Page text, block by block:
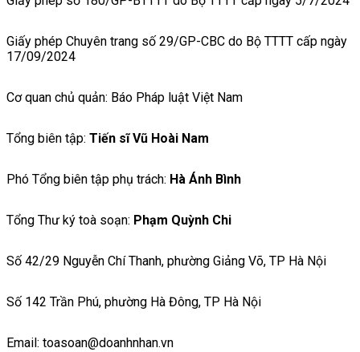
Giấy phép Chuyên trang số 29/GP-CBC do Bộ TTTT cấp ngày
17/09/2024
Cơ quan chủ quản: Báo Pháp luật Việt Nam
Tổng biên tập: Tiến sĩ Vũ Hoài Nam
Phó Tổng biên tập phụ trách: Hà Ánh Bình
Tổng Thư ký toà soạn: Phạm Quỳnh Chi
Số 42/29 Nguyễn Chí Thanh, phường Giảng Võ, TP Hà Nội
Số 142 Trần Phú, phường Hà Đông, TP Hà Nội
Email: toasoan@doanhnhan.vn